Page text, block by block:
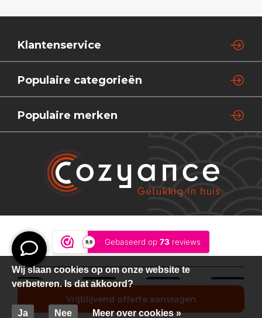
Vrijblijvend offerte aanvragen
Klantenservice
Populaire categorieën
Populaire merken
Wij slaan cookies op om onze website te
verbeteren. Is dat akkoord?
Ja Nee Meer over cookies »